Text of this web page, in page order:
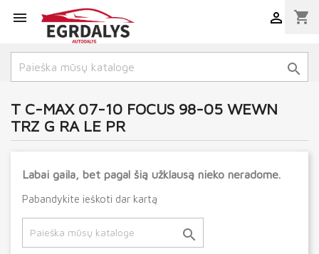
 shopping_cart


T C-MAX 07-10 FOCUS 98-05 WEWN
TRZ G RA LE PR
Labai gaila, bet pagal šią užklausą nieko neradome.
Pabandykite ieškoti dar kartą
